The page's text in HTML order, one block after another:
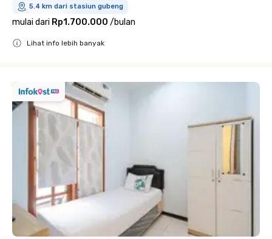
5.4 km dari stasiun gubeng
mulai dari Rp1.700.000 /bulan
Lihat info lebih banyak